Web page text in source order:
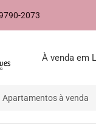
2073
À venda em
Apartamentos à venda